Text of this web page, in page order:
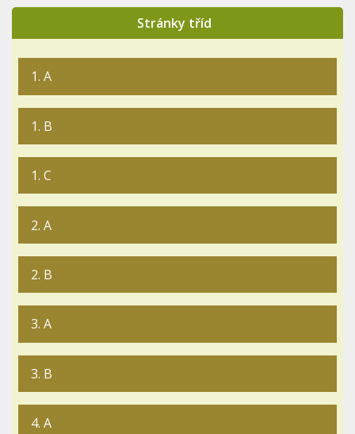
Stránky tříd
1. A
1. B
1. C
2. A
2. B
3. A
3. B
4. A